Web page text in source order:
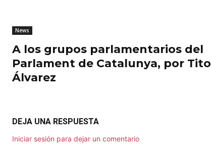
News
A los grupos parlamentarios del
Parlament de Catalunya, por Tito
Álvarez
DEJA UNA RESPUESTA
Iniciar sesión para dejar un comentario